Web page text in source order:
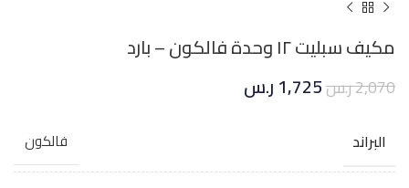
مكيف سبليت ١٢ وحدة فالكون – بارد
2,070ر.س1,725ر.س
البراند فالكون